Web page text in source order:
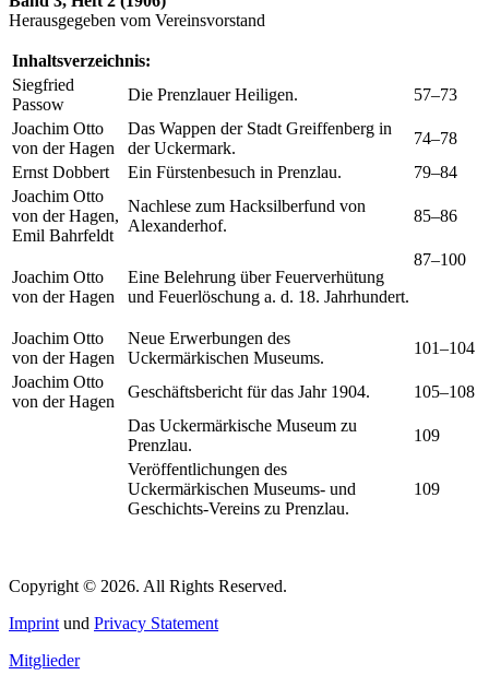
Herausgegeben vom Vereinsvorstand
Inhaltsverzeichnis:
Siegfried
Passow
Die Prenzlauer Heiligen.
57–73
Joachim Otto
von der Hagen
Das Wappen der Stadt Greiffenberg in
der Uckermark.
74–78
Ernst Dobbert
Ein Fürstenbesuch in Prenzlau.
79–84
Joachim Otto
von der Hagen,
Emil Bahrfeldt
Nachlese zum Hacksilberfund von
Alexanderhof.
85–86
Joachim Otto
von der Hagen
Eine Belehrung über Feuerverhütung
und Feuerlöschung a. d. 18. Jahrhundert.
87–100
Joachim Otto
von der Hagen
Neue Erwerbungen des
Uckermärkischen Museums.
101–104
Joachim Otto
von der Hagen
Geschäftsbericht für das Jahr 1904.
105–108
Das Uckermärkische Museum zu
Prenzlau.
109
Veröffentlichungen des
Uckermärkischen Museums- und
Geschichts-Vereins zu Prenzlau.
109
Copyright © 2026. All Rights Reserved.
Imprint und Privacy Statement
Mitglieder